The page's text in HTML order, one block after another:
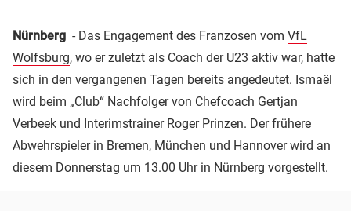
Nürnberg - Das Engagement des Franzosen vom VfL
Wolfsburg, wo er zuletzt als Coach der U23 aktiv war, hatte
sich in den vergangenen Tagen bereits angedeutet. Ismaël
wird beim „Club“ Nachfolger von Chefcoach Gertjan
Verbeek und Interimstrainer Roger Prinzen. Der frühere
Abwehrspieler in Bremen, München und Hannover wird an
diesem Donnerstag um 13.00 Uhr in Nürnberg vorgestellt.